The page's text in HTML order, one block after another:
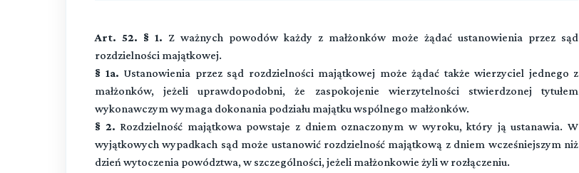
Art. 52. § 1. Z ważnych powodów każdy z małżonków może żądać ustanowienia przez sąd
rozdzielności majątkowej.
§ 1a. Ustanowienia przez sąd rozdzielności majątkowej może żądać także wierzyciel jednego z
małżonków, jeżeli uprawdopodobni, że zaspokojenie wierzytelności stwierdzonej tytułem
wykonawczym wymaga dokonania podziału majątku wspólnego małżonków.
§ 2. Rozdzielność majątkowa powstaje z dniem oznaczonym w wyroku, który ją ustanawia. W
wyjątkowych wypadkach sąd może ustanowić rozdzielność majątkową z dniem wcześniejszym niż
dzień wytoczenia powództwa, w szczególności, jeżeli małżonkowie żyli w rozłączeniu.